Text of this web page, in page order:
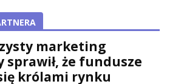
marketing
sprawił, że fundusze
się królami rynku